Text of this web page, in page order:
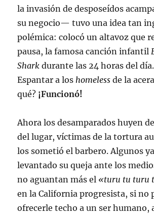
la invasión de desposeídos
su negocio— tuvo una idea tan
polémica: colocó un altavoz que
pausa, la famosa canción infantil
Shark durante las 24 horas del
Espantar a los homeless de la
qué? ¡Funcionó!
Ahora los desamparados huyen
del lugar, víctimas de la tortura
los sometió el barbero. Algunos
levantado su queja ante los
no aguantan más el «turu tu turu
en la California progresista, si no
ofrecerle techo a un ser humano,